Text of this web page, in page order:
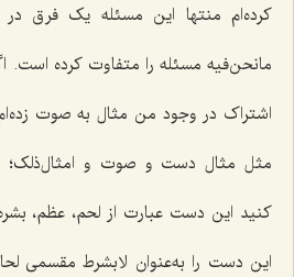
کرده‌ام منتها این مسئله یک فرق در
مانحن‌فیه مسئله را متفاوت کرده است.
اشتراک در وجود من مثال به صوت
مثل مثال دست و صوت و امثال‌ذلک؛
کنید این دست عبارت از لحم، عظم،
این دست را به‌عنوان لابشرط مقسمی